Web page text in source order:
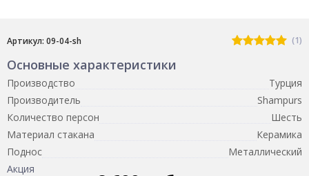
Артикул: 09-04-sh (1)
Основные характеристики
Производство
Турция
Производитель
Shampurs
Количество персон
Шесть
Материал стакана
Керамика
Поднос
Металлический
Акция